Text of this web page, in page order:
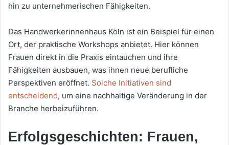
hin zu unternehmerischen Fähigkeiten.
Das Handwerkerinnenhaus Köln ist ein Beispiel für einen
Ort, der praktische Workshops anbietet. Hier können
Frauen direkt in die Praxis eintauchen und ihre
Fähigkeiten ausbauen, was ihnen neue berufliche
Perspektiven eröffnet. Solche Initiativen sind
entscheidend, um eine nachhaltige Veränderung in der
Branche herbeizuführen.
Erfolgsgeschichten: Frauen,